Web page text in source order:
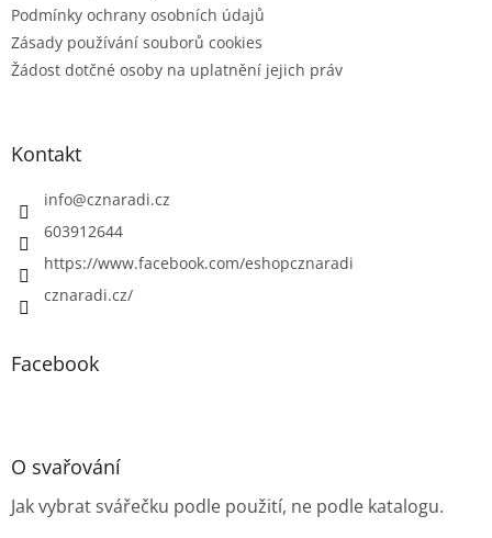
Podmínky ochrany osobních údajů
Zásady používání souborů cookies
Žádost dotčné osoby na uplatnění jejich práv
Kontakt
info@cznaradi.cz
603912644
https://www.facebook.com/eshopcznaradi
cznaradi.cz/
Facebook
O svařování
Jak vybrat svářečku podle použití, ne podle katalogu.